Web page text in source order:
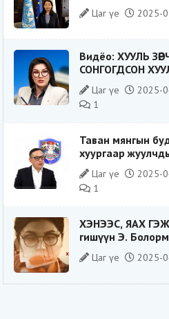
Цаг үе 2025-
Видёо: ХУУЛЬ
СОНГОГДСОН
Цаг үе
2025-
1
Таван мянгын
хуургаар
Д.Батсүх ээ
Цаг үе
2025-
1
ХЭНЭЭС, ЯАХ
гишүүн Э.
сонгуулийн
компаниас
Цаг үе 2025-